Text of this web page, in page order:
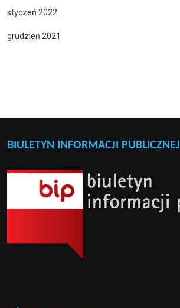
styczeń 2022
grudzień 2021
BIULETYN INFORMACJI PUBLICZNEJ